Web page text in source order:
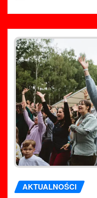
AKTUALNOŚCI